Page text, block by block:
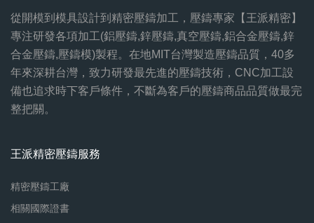
從開模到模具設計到精密壓鑄加工，壓鑄專家【王派精密】
專注研發各項加工(鋁壓鑄,鋅壓鑄,真空壓鑄,鋁合金壓鑄,鋅
合金壓鑄,壓鑄模)製程。在地MIT台灣製造壓鑄品質，40多
年來深耕台灣，致力研發最先進的壓鑄技術，CNC加工設
備也追求時下客戶條件，不斷為客戶的壓鑄商品品質做最完
整把關。
王派精密壓鑄服務
精密壓鑄工廠
相關國際證書